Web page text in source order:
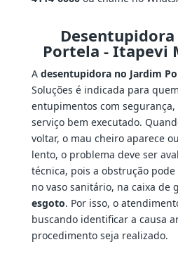
Portela - Itapevi
A desentupidora no Jardim
Soluções é indicada para
entupimentos com
serviço bem executado.
voltar, o mau cheiro aparece
lento, o problema deve ser
técnica, pois a obstrução pode
no vaso sanitário, na caixa de
esgoto. Por isso, o
buscando identificar a causa
procedimento seja realizado.